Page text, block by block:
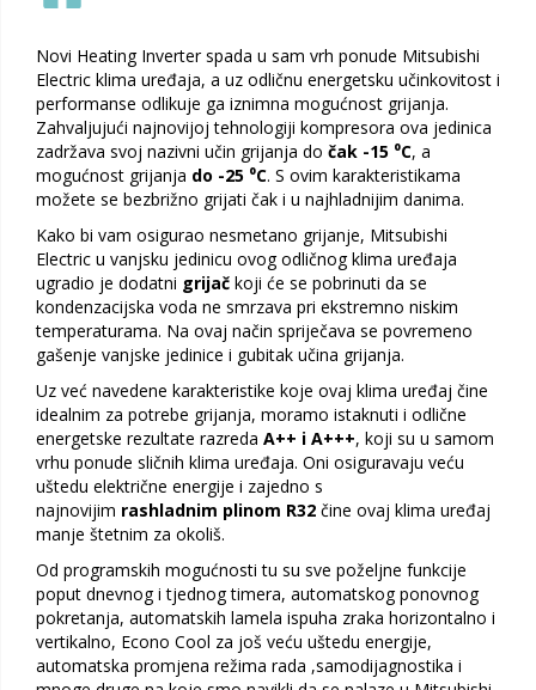
Novi Heating Inverter spada u sam vrh ponude Mitsubishi
Electric klima uređaja, a uz odličnu energetsku učinkovitost i
performanse odlikuje ga iznimna mogućnost grijanja.
Zahvaljujući najnovijoj tehnologiji kompresora ova jedinica
zadržava svoj nazivni učin grijanja do čak -15 ⁰C, a
mogućnost grijanja do -25 ⁰C. S ovim karakteristikama
možete se bezbrižno grijati čak i u najhladnijim danima.
Kako bi vam osigurao nesmetano grijanje, Mitsubishi
Electric u vanjsku jedinicu ovog odličnog klima uređaja
ugradio je dodatni grijač koji će se pobrinuti da se
kondenzacijska voda ne smrzava pri ekstremno niskim
temperaturama. Na ovaj način spriječava se povremeno
gašenje vanjske jedinice i gubitak učina grijanja.
Uz već navedene karakteristike koje ovaj klima uređaj čine
idealnim za potrebe grijanja, moramo istaknuti i odlične
energetske rezultate razreda A++ i A+++, koji su u samom
vrhu ponude sličnih klima uređaja. Oni osiguravaju veću
uštedu električne energije i zajedno s
najnovijim rashladnim plinom R32 čine ovaj klima uređaj
manje štetnim za okoliš.
Od programskih mogućnosti tu su sve poželjne funkcije
poput dnevnog i tjednog timera, automatskog ponovnog
pokretanja, automatskih lamela ispuha zraka horizontalno i
vertikalno, Econo Cool za još veću uštedu energije,
automatska promjena režima rada ,samodijagnostika i